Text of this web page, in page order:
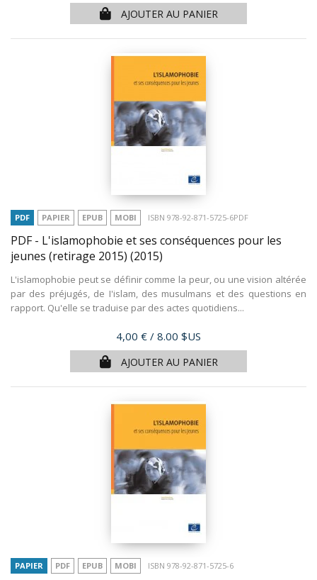
AJOUTER AU PANIER
PDF PAPIER EPUB MOBI ISBN 978-92-871-5725-6PDF
PDF - L'islamophobie et ses conséquences pour les
jeunes (retirage 2015) (2015)
L'islamophobie peut se définir comme la peur, ou une vision altérée
par des préjugés, de I'islam, des musulmans et des questions en
rapport. Qu'elle se traduise par des actes quotidiens...
Prix
4,00 € / 8.00 $US
AJOUTER AU PANIER
PAPIER PDF EPUB MOBI ISBN 978-92-871-5725-6